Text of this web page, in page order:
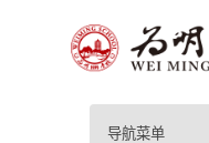
导航菜单